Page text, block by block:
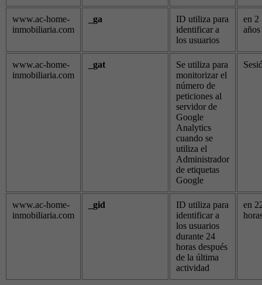
www.ac-home-
inmobiliaria.com
_ga
ID utiliza para
identificar a
los usuarios
en 2
años
www.ac-home-
inmobiliaria.com
_gat
Se utiliza para
monitorizar el
número de
peticiones al
servidor de
Google
Analytics
cuando se
utiliza el
Administrador
de etiquetas
Google
www.ac-home-
inmobiliaria.com
_gid
ID utiliza para
identificar a
los usuarios
durante 24
horas después
de la última
actividad
en